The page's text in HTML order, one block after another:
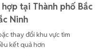
tại Thành phố Bắc
Ninh
thay đổi khu vực tìm
kết quả hơn